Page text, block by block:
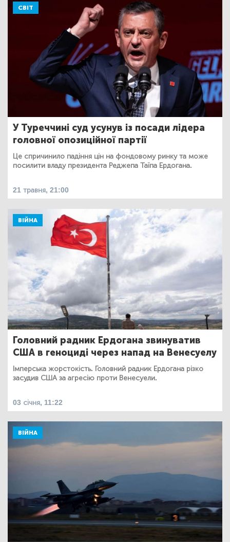
СВІТ
У Туреччині суд усунув із посади лідера
головної опозиційної партії
Це спричинило падіння цін на фондовому ринку та може
посилити владу президента Реджепа Таїпа Ердогана.
21 травня, 21:00
ВІЙНА
Головний радник Ердогана звинуватив
США в геноциді через напад на Венесуелу
Імперська жорстокість. Головний радник Ердогана різко
засудив США за агресію проти Венесуели.
03 січня, 11:22
ВІЙНА